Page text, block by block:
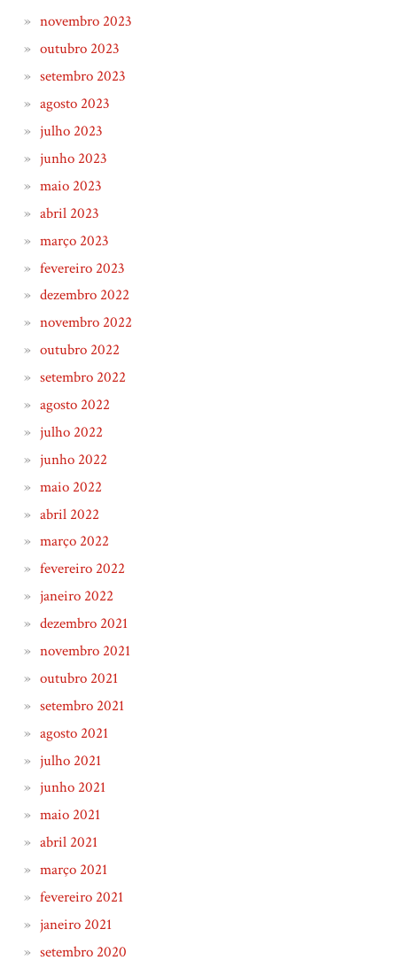
novembro 2023
outubro 2023
setembro 2023
agosto 2023
julho 2023
junho 2023
maio 2023
abril 2023
março 2023
fevereiro 2023
dezembro 2022
novembro 2022
outubro 2022
setembro 2022
agosto 2022
julho 2022
junho 2022
maio 2022
abril 2022
março 2022
fevereiro 2022
janeiro 2022
dezembro 2021
novembro 2021
outubro 2021
setembro 2021
agosto 2021
julho 2021
junho 2021
maio 2021
abril 2021
março 2021
fevereiro 2021
janeiro 2021
setembro 2020